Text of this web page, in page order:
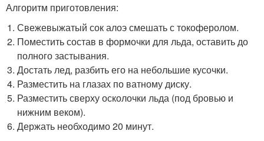
Алгоритм приготовления:
Свежевыжатый сок алоэ смешать с токоферолом.
Поместить состав в формочки для льда, оставить до
полного застывания.
Достать лед, разбить его на небольшие кусочки.
Разместить на глазах по ватному диску.
Разместить сверху осколочки льда (под бровью и
нижним веком).
Держать необходимо 20 минут.